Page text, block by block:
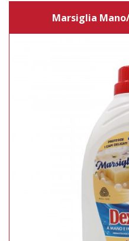
Marsiglia